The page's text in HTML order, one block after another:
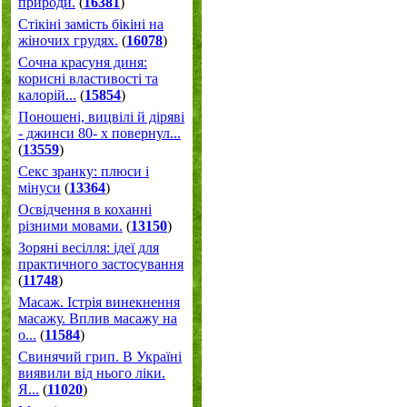
Стікіні замість бікіні на
жіночих грудях. (16078)
Сочна красуня диня:
корисні властивості та
калорій... (15854)
Поношені, вицвілі й діряві
- джинси 80- х повернул...
(13559)
Секс зранку: плюси і
мінуси (13364)
Освідчення в коханні
різними мовами. (13150)
Зоряні весілля: ідеї для
практичного застосування
(11748)
Масаж. Істрія винекнення
масажу. Вплив масажу на
о... (11584)
Свинячий грип. В Україні
виявили від нього ліки.
Я... (11020)